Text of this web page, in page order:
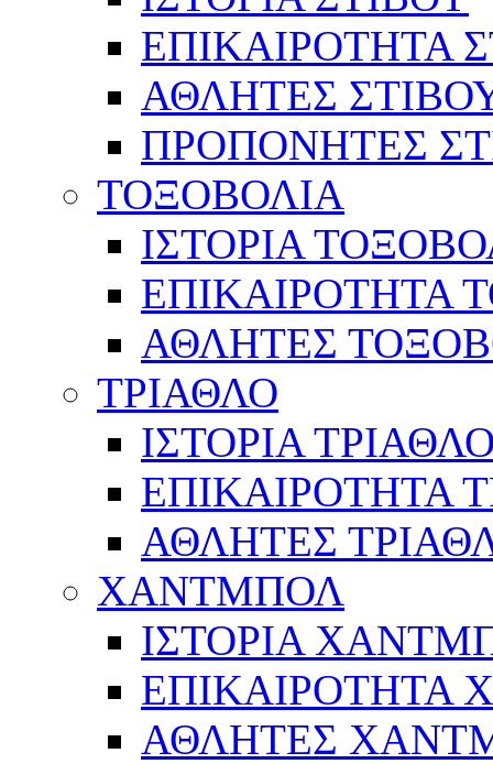
ΕΠΙΚΑΙΡΟΤΗΤΑ
ΑΘΛΗΤΕΣ
ΠΡΟΠΟΝΗΤΕΣ
ΤΟΞΟΒΟΛΙΑ
ΙΣΤΟΡΙΑ
ΕΠΙΚΑΙΡΟΤΗΤΑ
ΑΘΛΗΤΕΣ
ΤΡΙΑΘΛΟ
ΙΣΤΟΡΙΑ
ΕΠΙΚΑΙΡΟΤΗΤΑ
ΑΘΛΗΤΕΣ
ΧΑΝΤΜΠΟΛ
ΙΣΤΟΡΙΑ
ΕΠΙΚΑΙΡΟΤΗΤΑ
ΑΘΛΗΤΕΣ